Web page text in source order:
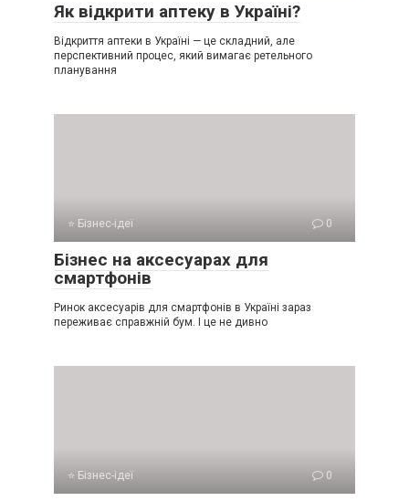
Як відкрити аптеку в Україні?
Відкриття аптеки в Україні — це складний, але
перспективний процес, який вимагає ретельного
планування
⭐ Бізнес-ідеї 0
Бізнес на аксесуарах для
смартфонів
Ринок аксесуарів для смартфонів в Україні зараз
переживає справжній бум. І це не дивно
⭐ Бізнес-ідеї 0